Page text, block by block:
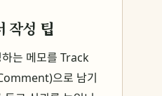
작성 팁
는 메모를 Track
으로 남기